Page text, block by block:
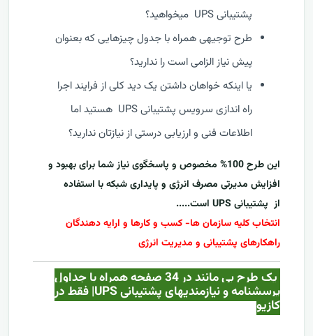
پشتیبانی UPS میخواهید؟
طرح توجیهی همراه با جدول چیزهایی که بعنوان
پیش نیاز الزامی است را ندارید؟
یا اینکه خواهان داشتن یک دید کلی از فرایند اجرا
راه اندازی سرویس پشتیبانی UPS هستید اما
اطلاعات فنی و ارزیابی درستی از نیازتان ندارید؟
این طرح 100% مخصوص و پاسخگوی نیاز شما برای بهبود و
افزایش مدیرتی مصرف انرژی و پایداری شبکه با استفاده
از پشتیبانی UPS
است.....
انتخاب کلیه سازمان ها- کسب و کارها و ارایه دهندگان
راهکارهای پشتیبانی و مدیریت انرژی
یک طرح بی مانند در 34 صفحه همراه با جداول
پرسشنامه و نیازمندیهای پشتیبانی UPS| فقط در
کازيو